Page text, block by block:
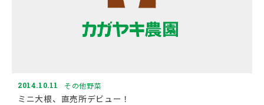
2014.10.11 その他野菜
ミニ大根、直売所デビュー！